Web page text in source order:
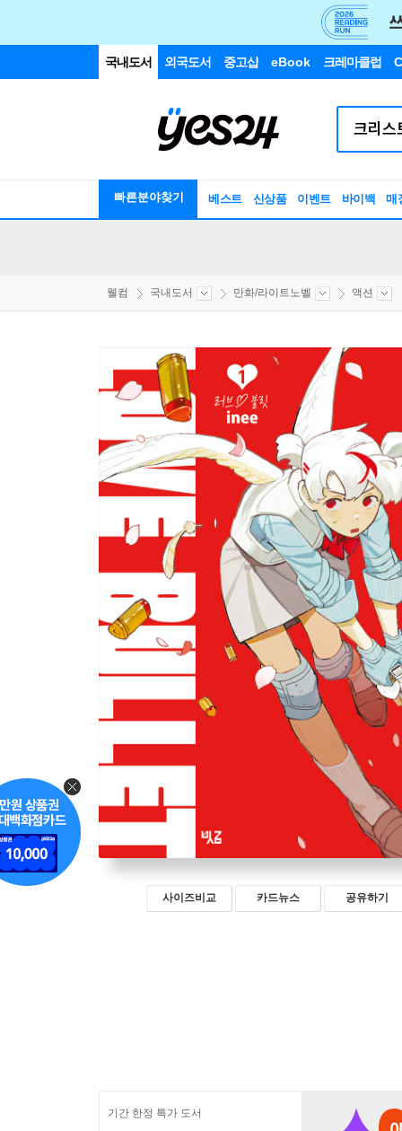
국내도서 외국도서 중고샵 eBook 크레마클럽
빠른분야찾기 베스트 신상품 이벤트 바이백 매
웰컴 국내도서 만화/라이트노벨 액션
사이즈비교 카드뉴스 공유하기
기간 한정 특가 도서